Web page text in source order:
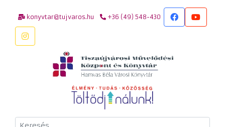
konyvtar@tujvaros.hu +36 (49) 548-430
Keresés